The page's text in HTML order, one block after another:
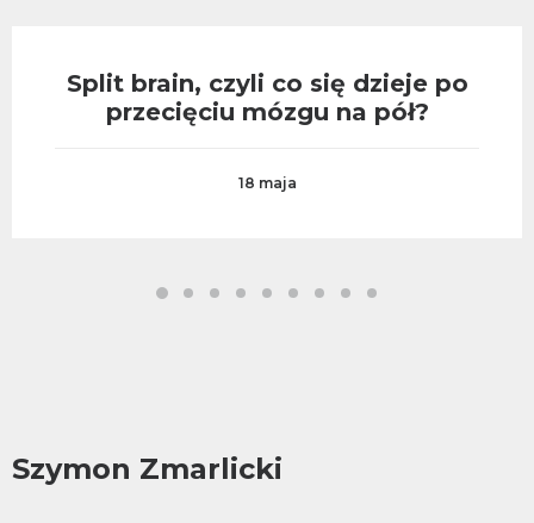
Split brain, czyli co się dzieje po
przecięciu mózgu na pół?
18 maja
Szymon Zmarlicki